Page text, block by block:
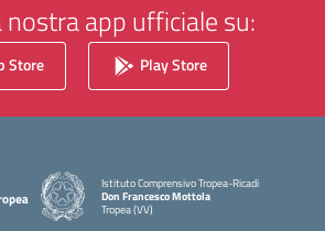
nostra app ufficiale su:
Store Play Store
Istituto Comprensivo Tropea-Ricadi
Don Francesco Mottola
Tropea (VV)
— Visita la pagina iniziale della scuola